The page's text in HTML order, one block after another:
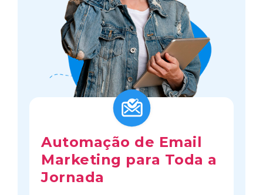
Automação de Email
Marketing para Toda a
Jornada